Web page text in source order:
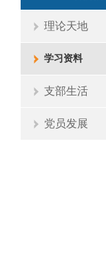
理论天地
学习资料
支部生活
党员发展